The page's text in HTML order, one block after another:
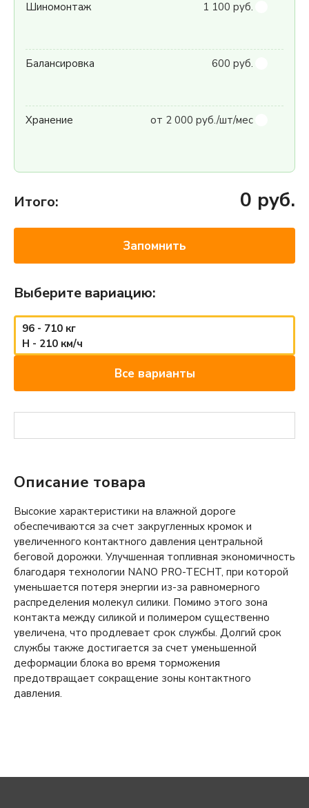
Шиномонтаж 1 100 руб.
Балансировка 600 руб.
Хранение от 2 000 руб./шт/мес
Итого: 0 руб.
Запомнить
Выберите вариацию:
96 - 710 кг
H - 210 км/ч
Все варианты
Описание товара
Высокие характеристики на влажной дороге
обеспечиваются за счет закругленных кромок и
увеличенного контактного давления центральной
беговой дорожки. Улучшенная топливная экономичность
благодаря технологии NANO PRO-TECHT, при которой
уменьшается потеря энергии из-за равномерного
распределения молекул силики. Помимо этого зона
контакта между силикой и полимером существенно
увеличена, что продлевает срок службы. Долгий срок
службы также достигается за счет уменьшенной
деформации блока во время торможения
предотвращает сокращение зоны контактного
давления.